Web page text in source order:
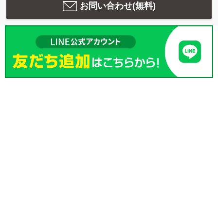
お問い合わせ(無料)